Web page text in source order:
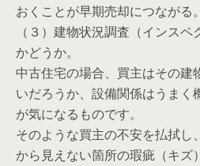
おくことが早期売却につながる。
（３）建物状況調査（インス
かどうか。
中古住宅の場合、買主はその建
いだろうか、設備関係はうまく
が気になるものです。
そのような買主の不安を払拭し
から見えない箇所の瑕疵（キズ